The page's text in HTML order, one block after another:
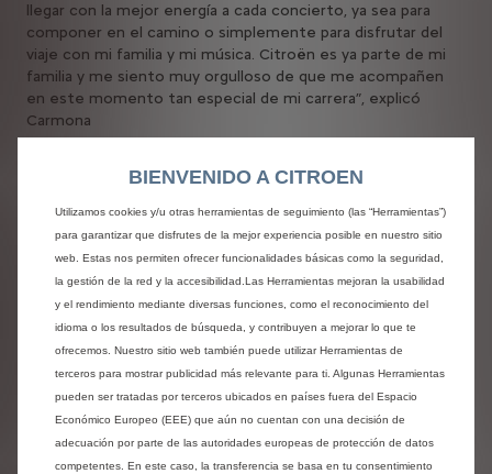
llegar con la mejor energía a cada concierto, ya sea para
componer en el camino o simplemente para disfrutar del
viaje con mi familia y mi música. Citroën es ya parte de mi
familia y me siento muy orgulloso de que me acompañen
en este momento tan especial de mi carrera”, explicó
Carmona
con Antonio Carmona y no queríamos dejar de acompañarle
en un momento tan importante de su carrera”, aseguró
José Ángel López Tens, director de Comunicación de
Citroën. “Un artista con el que compartimos valores como
marca de éxito Made in Spain, innovadora y audaz,” añadió.
“Además, estaremos presentes en algunas ciudades de la
gira con el Nuevo SUV C5 Aircross, un coche que invita a la
“Más de lo que te quiero”, el primer single y videoclip del
álbum “Baró Drom (Éxodo)”, una canción luminosa y
contemporánea que coquetea con unafrobeat
BIENVENIDO A CITROEN
Utilizamos cookies y/u otras herramientas de seguimiento (las “Herramientas”)
para garantizar que disfrutes de la mejor experiencia posible en nuestro sitio
web. Estas nos permiten ofrecer funcionalidades básicas como la seguridad,
la gestión de la red y la accesibilidad.Las Herramientas mejoran la usabilidad
y el rendimiento mediante diversas funciones, como el reconocimiento del
idioma o los resultados de búsqueda, y contribuyen a mejorar lo que te
ofrecemos. Nuestro sitio web también puede utilizar Herramientas de
terceros para mostrar publicidad más relevante para ti. Algunas Herramientas
pueden ser tratadas por terceros ubicados en países fuera del Espacio
Económico Europeo (EEE) que aún no cuentan con una decisión de
adecuación por parte de las autoridades europeas de protección de datos
competentes. En este caso, la transferencia se basa en tu consentimiento